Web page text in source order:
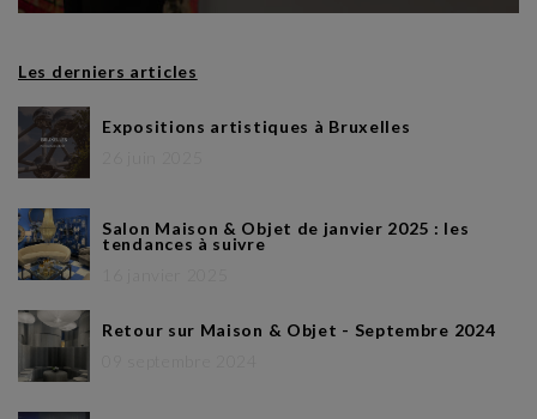
Les derniers articles
Expositions artistiques à Bruxelles
Salon Maison & Objet de janvier 2025 : les
tendances à suivre
Retour sur Maison & Objet - Septembre 2024